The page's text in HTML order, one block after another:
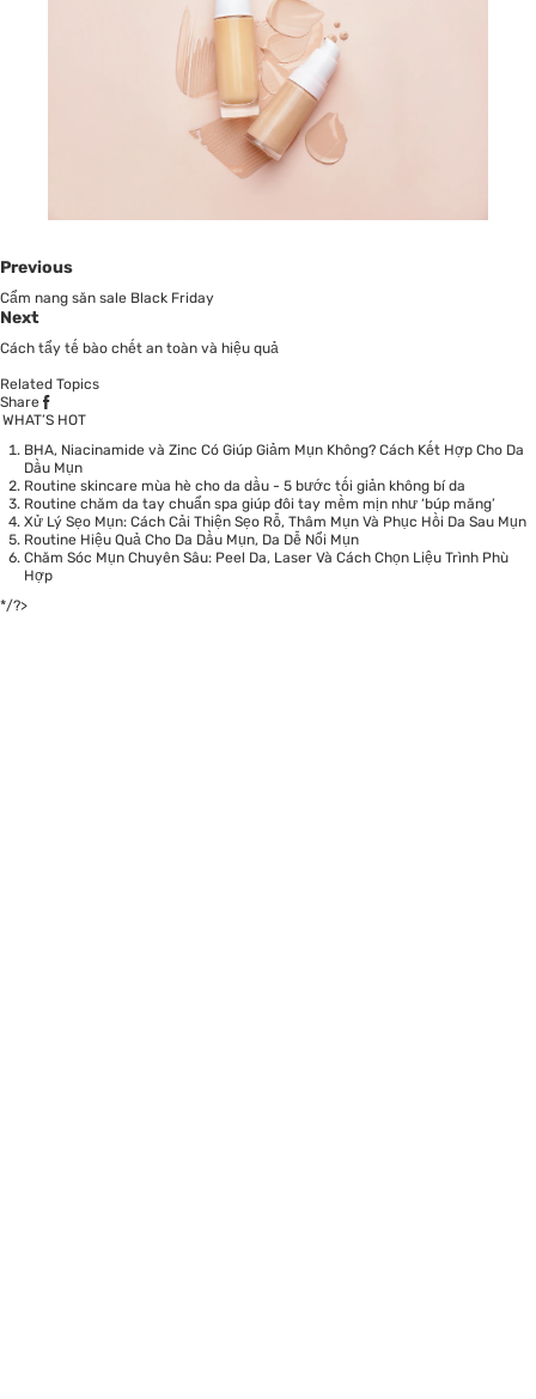
Previous
Cẩm nang săn sale Black Friday
Next
Cách tẩy tế bào chết an toàn và hiệu quả
Related Topics
Share
WHAT’S HOT
BHA, Niacinamide và Zinc Có Giúp Giảm Mụn Không? Cách Kết Hợp Cho Da
Dầu Mụn
Routine skincare mùa hè cho da dầu - 5 bước tối giản không bí da
Routine chăm da tay chuẩn spa giúp đôi tay mềm mịn như ‘búp măng’
Xử Lý Sẹo Mụn: Cách Cải Thiện Sẹo Rỗ, Thâm Mụn Và Phục Hồi Da Sau Mụn
Routine Hiệu Quả Cho Da Dầu Mụn, Da Dễ Nổi Mụn
Chăm Sóc Mụn Chuyên Sâu: Peel Da, Laser Và Cách Chọn Liệu Trình Phù
Hợp
*/?>